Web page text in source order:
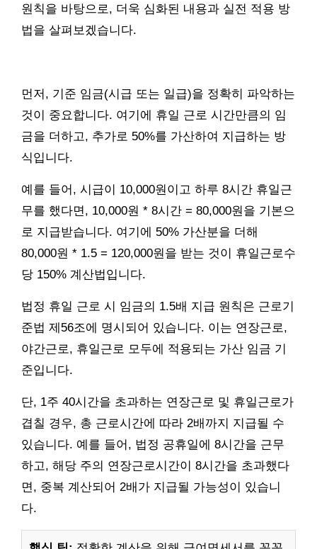
원칙을 바탕으로, 더욱 심화된 내용과 실전 적용 방
법을 살펴보겠습니다.
먼저, 기준 임금(시급 또는 일급)을 정확히 파악하는
것이 중요합니다. 여기에 휴일 근로 시간만큼의 임
금을 더하고, 추가로 50%를 가산하여 지급하는 방
식입니다.
예를 들어, 시급이 10,000원이고 하루 8시간 휴일근
무를 했다면, 10,000원 * 8시간 = 80,000원을 기본으
로 지급받습니다. 여기에 50% 가산분을 더해
80,000원 * 1.5 = 120,000원을 받는 것이 휴일근로수
당 150% 계산법입니다.
법정 휴일 근로 시 임금의 1.5배 지급 원칙은 근로기
준법 제56조에 명시되어 있습니다. 이는 연장근로,
야간근로, 휴일근로 모두에 적용되는 가산 임금 기
준입니다.
단, 1주 40시간을 초과하는 연장근로 및 휴일근로가
겹칠 경우, 총 근로시간에 따라 2배까지 지급될 수
있습니다. 예를 들어, 법정 공휴일에 8시간을 근무
하고, 해당 주의 연장근로시간이 8시간을 초과했다
면, 중복 계산되어 2배가 지급될 가능성이 있습니
다.